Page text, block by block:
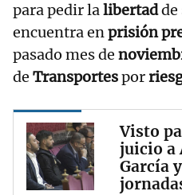
para pedir lalibertadde
encuentra enprisión
pasado mes de
de Transportespor
Visto
juicio a
García